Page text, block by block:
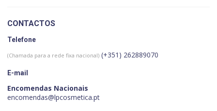
CONTACTOS
Telefone
(Chamada para a rede fixa nacional) (+351) 262889070
E-mail
Encomendas Nacionais
encomendas@lpcosmetica.pt